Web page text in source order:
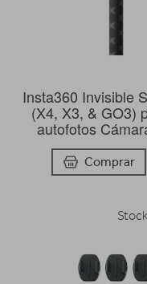
Insta360 Invisible
(X4, X3, & GO3)
autofotos
Comprar